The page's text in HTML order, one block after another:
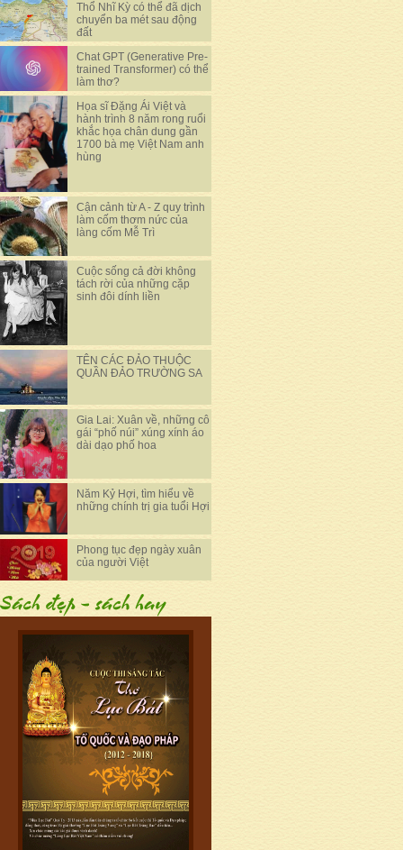
Thổ Nhĩ Kỳ có thể đã dịch
chuyển ba mét sau động
đất
Chat GPT (Generative Pre-
trained Transformer) có thể
làm thơ?
Họa sĩ Đặng Ái Việt và
hành trình 8 năm rong ruổi
khắc họa chân dung gần
1700 bà mẹ Việt Nam anh
hùng
Cận cảnh từ A - Z quy trình
làm cốm thơm nức của
làng cốm Mễ Trì
Cuộc sống cả đời không
tách rời của những cặp
sinh đôi dính liền
TÊN CÁC ĐẢO THUỘC
QUẦN ĐẢO TRƯỜNG SA
Gia Lai: Xuân về, những cô
gái “phố núi” xúng xính áo
dài dạo phố hoa
Năm Kỷ Hợi, tìm hiểu về
những chính trị gia tuổi Hợi
Phong tục đẹp ngày xuân
của người Việt